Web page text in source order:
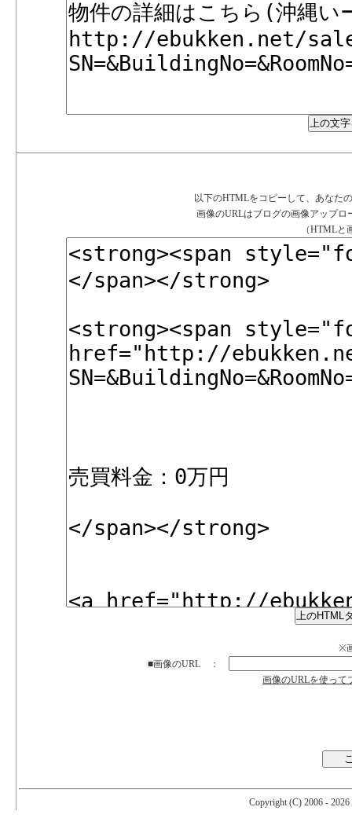
以下のHTMLをコピーして、あなた
画像のURLはブログの画像アップ
（HTML
※
■画像のURL ：
画像のURLを使って
Copyright (C) 2006 - 2026